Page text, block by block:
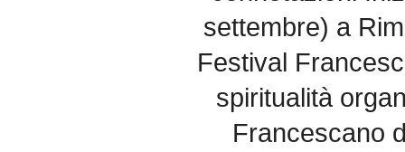
settembre) a
Festival
spiritualità
Francescano